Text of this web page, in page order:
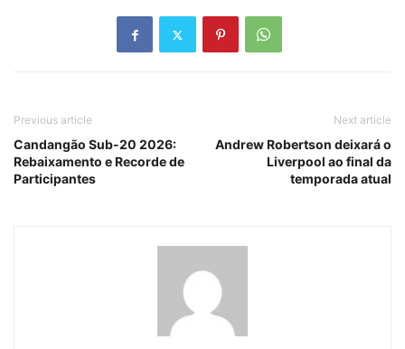
Previous article
Candangão Sub-20 2026:
Rebaixamento e Recorde de
Participantes
Next article
Andrew Robertson deixará o
Liverpool ao final da
temporada atual